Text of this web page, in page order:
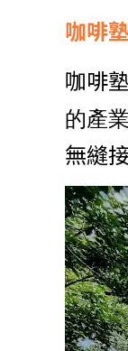
咖啡
咖啡
的產
無縫